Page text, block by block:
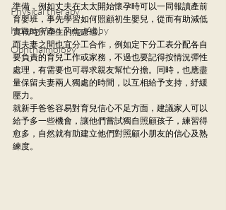
Physical therapy
Huang Wan Ting, Abby
Ophthalmology
準備，例如丈夫在太太開始懷孕時可以一同報讀產前
育嬰班，事先學習如何照顧初生嬰兒，從而有助減低
實戰時所產生的焦慮感。
而夫妻之間也宜分工合作，例如定下分工表分配各自
要負責的育兒工作或家務，不過也要記得按情況彈性
處理，有需要也可尋求親友幫忙分擔。同時，也應盡
量保留夫妻兩人獨處的時間，以互相給予支持，紓緩
壓力。
就新手爸爸容易對育兒信心不足方面，建議家人可以
給予多一些機會，讓他們嘗試獨自照顧孩子，練習得
愈多，自然就有助建立他們對照顧小朋友的信心及熟
練度。